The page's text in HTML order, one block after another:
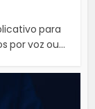
para
por voz ou...